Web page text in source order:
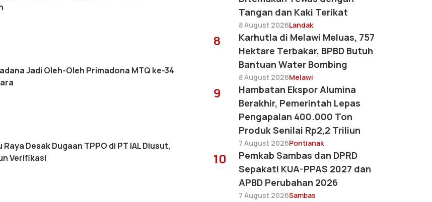
Jadi Oleh-Oleh Primadona MTQ ke-34
Raya Desak Dugaan TPPO di PT IAL Diusut,
Verifikasi
Tangan dan Kaki Terikat
8 August 2026Landak
8
Karhutla di Melawi Meluas, 757
Hektare Terbakar, BPBD Butuh
Bantuan Water Bombing
8 August 2026Melawi
9
Hambatan Ekspor Alumina
Berakhir, Pemerintah Lepas
Pengapalan 400.000 Ton
Produk Senilai Rp2,2 Triliun
7 August 2026Pontianak
10
Pemkab Sambas dan DPRD
Sepakati KUA-PPAS 2027 dan
APBD Perubahan 2026
7 August 2026Sambas